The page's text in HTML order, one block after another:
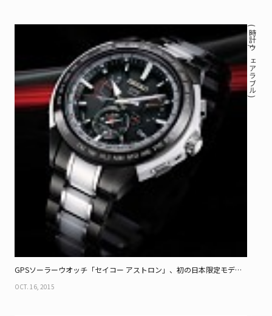
GPSソーラーウオッチ「セイコー アストロン」、初の日本限定モデル
OCT. 16, 2015
( 時計 / ウェアラブル )